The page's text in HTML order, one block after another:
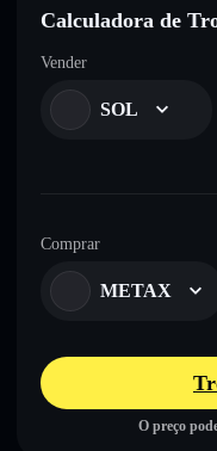
Calculadora de
Vender
SOL
Comprar
METAX
O preço